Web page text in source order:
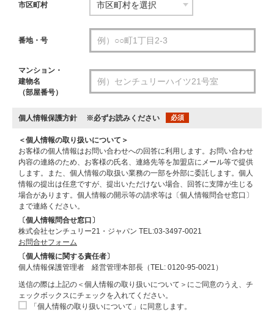
市区町村
番地・号
マンション・
建物名
（部屋番号）
個人情報保護方針 ※必ずお読みください 必須
＜個人情報の取り扱いについて＞
お客様の個人情報はお問い合わせへの回答に利用します。お問い合わせ
内容の連絡のため、お客様の氏名、連絡先等を加盟店にメール等で提供
します。また、個人情報の取扱い業務の一部を外部に委託します。個人
情報の提出は任意ですが、提出いただけない場合、回答に支障が生じる
場合があります。個人情報の開示等の請求等は〔個人情報問合せ窓口〕
まで連絡ください。
〔個人情報問合せ窓口〕
株式会社センチュリー21・ジャパン TEL:03-3497-0021
お問合せフォーム
〔個人情報に関する責任者〕
個人情報保護管理者 経営管理本部長（TEL: 0120-95-0021）
送信の際は上記の＜個人情報の取り扱いについて＞にご同意のうえ、チ
ェックボックスにチェックを入れてください。
「個人情報の取り扱いについて」に同意します。